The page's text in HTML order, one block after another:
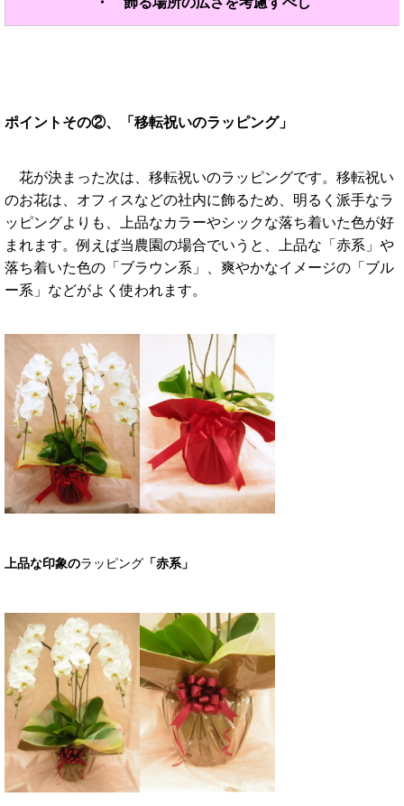
ポイントその②、「移転祝いのラッピング」
花が決まった次は、移転祝いのラッピングです。移転祝い
のお花は、オフィスなどの社内に飾るため、明るく派手なラ
ッピングよりも、上品なカラーやシックな落ち着いた色が好
まれます。例えば当農園の場合でいうと、上品な「赤系」や
落ち着いた色の「ブラウン系」、爽やかなイメージの「ブル
ー系」などがよく使われます。
上品な印象のラッピング 「赤系」